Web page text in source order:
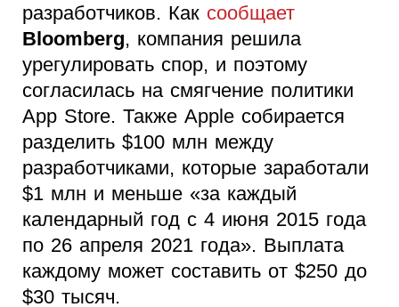
разработчиков. Как сообщает
Bloomberg, компания решила
урегулировать спор, и поэтому
согласилась на смягчение политики
App Store. Также Apple собирается
разделить $100 млн между
разработчиками, которые заработали
$1 млн и меньше «за каждый
календарный год с 4 июня 2015 года
по 26 апреля 2021 года». Выплата
каждому может составить от $250 до
$30 тысяч.